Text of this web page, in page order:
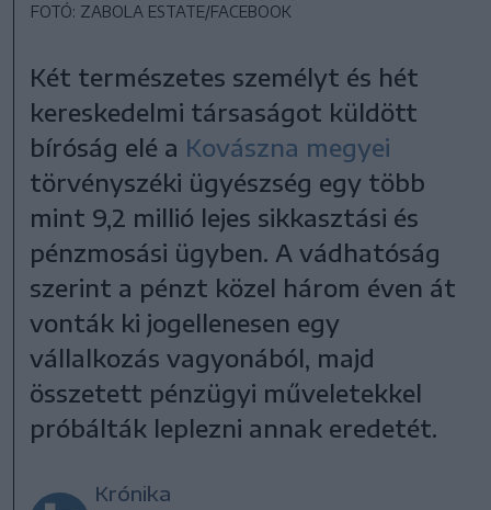
FOTÓ: ZABOLA ESTATE/FACEBOOK
Két természetes személyt és hét
kereskedelmi társaságot küldött
bíróság elé a Kovászna megyei
törvényszéki ügyészség egy több
mint 9,2 millió lejes sikkasztási és
pénzmosási ügyben. A vádhatóság
szerint a pénzt közel három éven át
vonták ki jogellenesen egy
vállalkozás vagyonából, majd
összetett pénzügyi műveletekkel
próbálták leplezni annak eredetét.
Krónika